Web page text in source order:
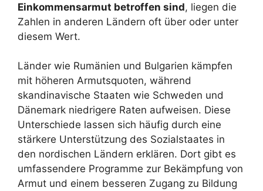
Einkommensarmut betroffen sind, liegen die
Zahlen in anderen Ländern oft über oder unter
diesem Wert.
Länder wie Rumänien und Bulgarien kämpfen
mit höheren Armutsquoten, während
skandinavische Staaten wie Schweden und
Dänemark niedrigere Raten aufweisen. Diese
Unterschiede lassen sich häufig durch eine
stärkere Unterstützung des Sozialstaates in
den nordischen Ländern erklären. Dort gibt es
umfassendere Programme zur Bekämpfung von
Armut und einem besseren Zugang zu Bildung